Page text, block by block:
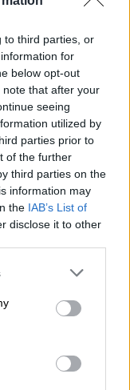
to third parties, or
for
below opt-out
that after your
seeing
utilized by
parties prior to
of the further
third parties on the
information may
the IAB’s List of
disclose it to other
or more Google
You may click to
party tags to
in below Google
το Καμερούν
έπαιζε με
και με 10
πάση
για την
Πούλησαν
Αφρικα